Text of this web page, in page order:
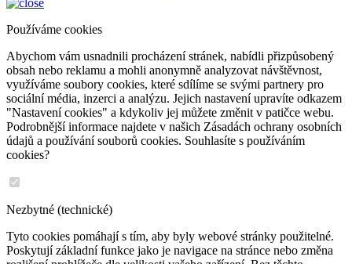
Používáme cookies
Abychom vám usnadnili procházení stránek, nabídli přizpůsobený
obsah nebo reklamu a mohli anonymně analyzovat návštěvnost,
využíváme soubory cookies, které sdílíme se svými partnery pro
sociální média, inzerci a analýzu. Jejich nastavení upravíte odkazem
"Nastavení cookies" a kdykoliv jej můžete změnit v patičce webu.
Podrobnější informace najdete v našich Zásadách ochrany osobních
údajů a používání souborů cookies. Souhlasíte s používáním
cookies?
Nezbytné (technické)
Tyto cookies pomáhají s tím, aby byly webové stránky použitelné.
Poskytují základní funkce jako je navigace na stránce nebo změna